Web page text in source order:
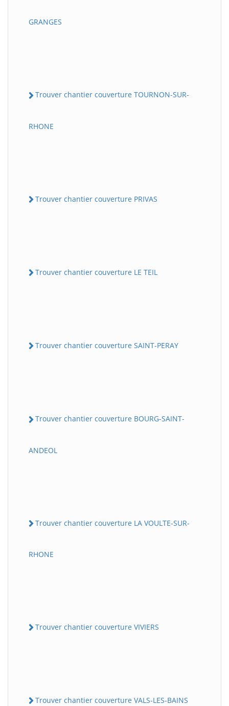
GRANGES
Trouver chantier couverture TOURNON-SUR-
RHONE
Trouver chantier couverture PRIVAS
Trouver chantier couverture LE TEIL
Trouver chantier couverture SAINT-PERAY
Trouver chantier couverture BOURG-SAINT-
ANDEOL
Trouver chantier couverture LA VOULTE-SUR-
RHONE
Trouver chantier couverture VIVIERS
Trouver chantier couverture VALS-LES-BAINS